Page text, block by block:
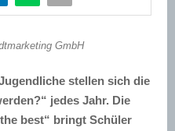
GmbH
stellen sich die
jedes Jahr. Die
best“ bringt Schüler